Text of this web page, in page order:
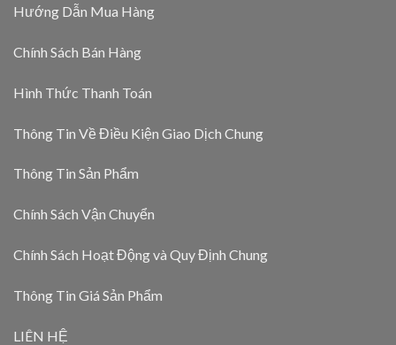
Hướng Dẫn Mua Hàng
Chính Sách Bán Hàng
Hình Thức Thanh Toán
Thông Tin Về Điều Kiện Giao Dịch Chung
Thông Tin Sản Phẩm
Chính Sách Vận Chuyển
Chính Sách Hoạt Động và Quy Định Chung
Thông Tin Giá Sản Phẩm
LIÊN HỆ